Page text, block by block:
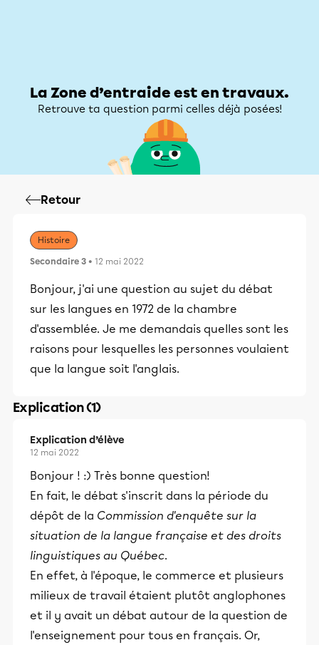
La Zone d’entraide est en travaux.
Retrouve ta question parmi celles déjà posées!
Retour
Histoire
Secondaire 3 • 12 mai 2022
Bonjour, j'ai une question au sujet du débat
sur les langues en 1972 de la chambre
d'assemblée. Je me demandais quelles sont les
raisons pour lesquelles les personnes voulaient
que la langue soit l'anglais.
Explication (1)
Explication d’élève
12 mai 2022
Bonjour ! :) Très bonne question!
En fait, le débat s'inscrit dans la période du
dépôt de la Commission d'enquête sur la
situation de la langue française et des droits
linguistiques au Québec.
En effet, à l'époque, le commerce et plusieurs
milieux de travail étaient plutôt anglophones
et il y avait un débat autour de la question de
l'enseignement pour tous en français. Or,